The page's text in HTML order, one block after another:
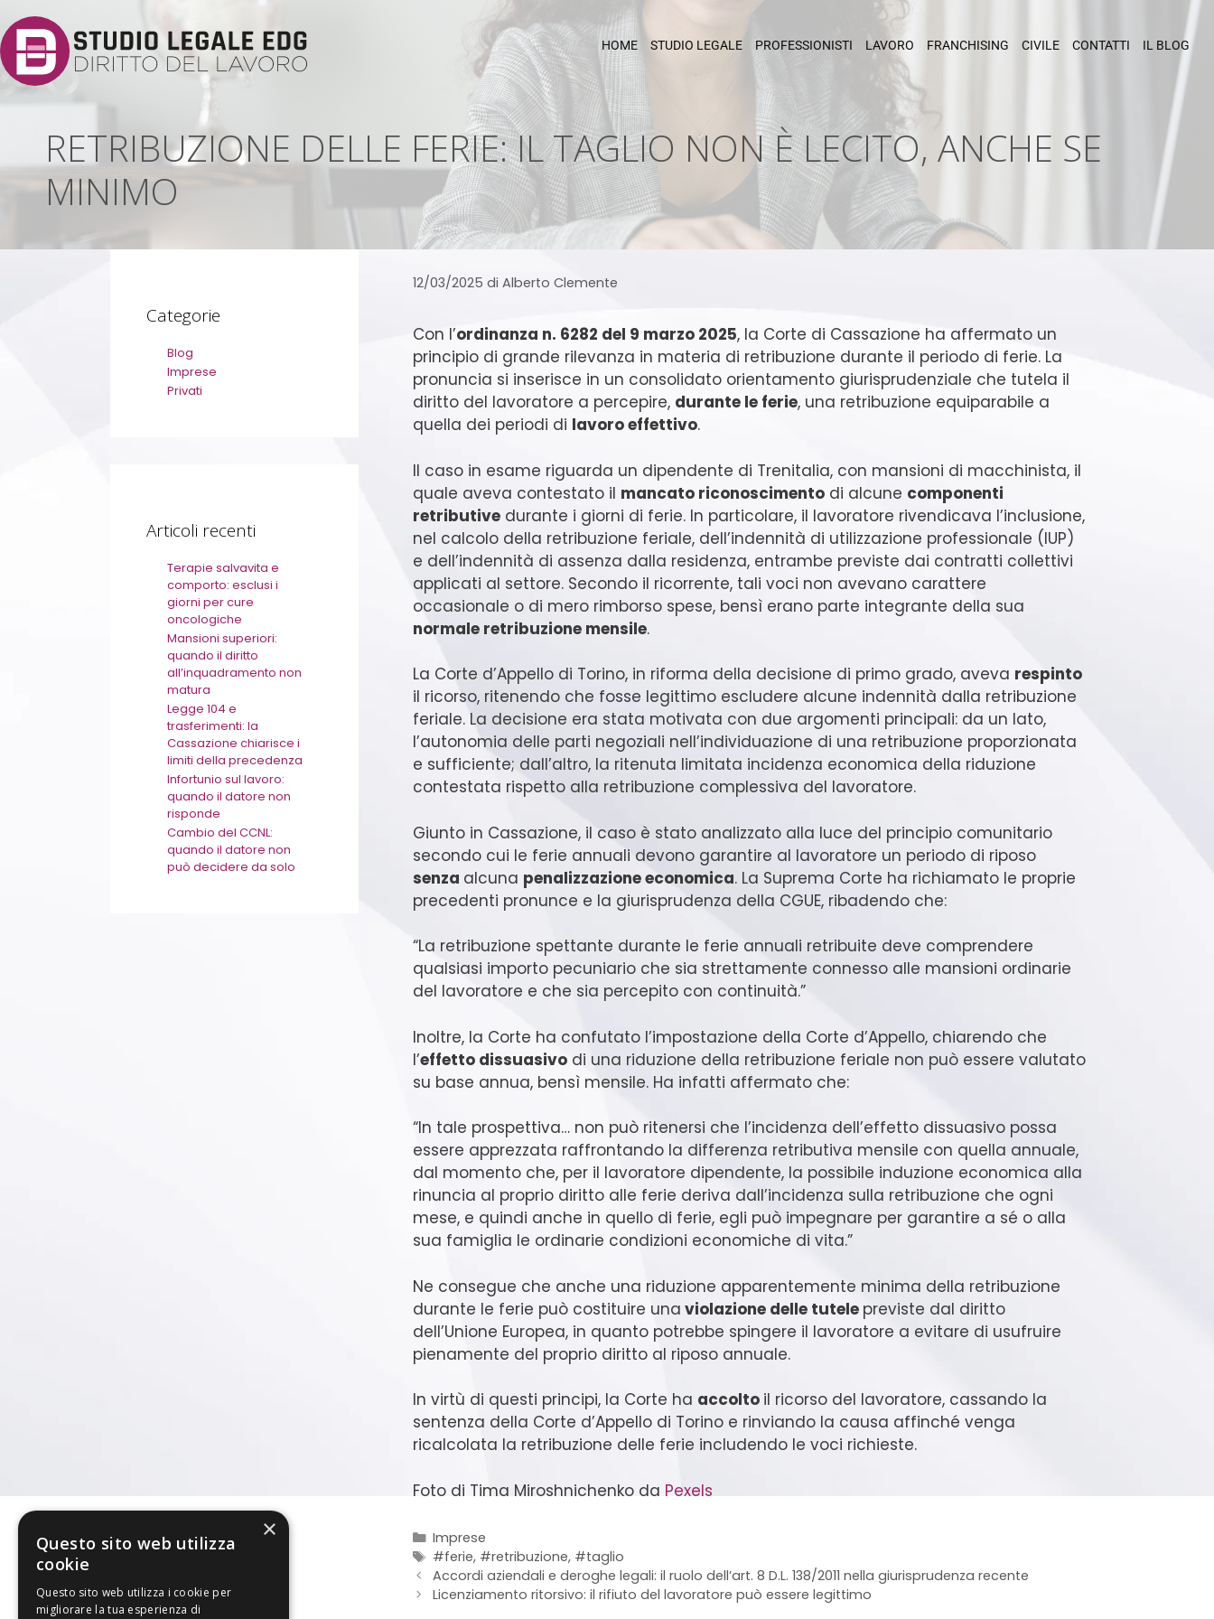
HOME STUDIO LEGALE PROFESSIONISTI LAVORO FRANCHISING CIVILE CONTATTI IL BLOG
RETRIBUZIONE DELLE FERIE: IL TAGLIO NON È LECITO, ANCHE SE
MINIMO
12/03/2025 di Alberto Clemente
Con l’ordinanza n. 6282 del 9 marzo 2025, la Corte di Cassazione ha affermato un
principio di grande rilevanza in materia di retribuzione durante il periodo di ferie. La
pronuncia si inserisce in un consolidato orientamento giurisprudenziale che tutela il
diritto del lavoratore a percepire, durante le ferie, una retribuzione equiparabile a
quella dei periodi di lavoro effettivo.
Il caso in esame riguarda un dipendente di Trenitalia, con mansioni di macchinista, il
quale aveva contestato il mancato riconoscimento di alcune componenti
retributive durante i giorni di ferie. In particolare, il lavoratore rivendicava l’inclusione,
nel calcolo della retribuzione feriale, dell’indennità di utilizzazione professionale (IUP)
e dell’indennità di assenza dalla residenza, entrambe previste dai contratti collettivi
applicati al settore. Secondo il ricorrente, tali voci non avevano carattere
occasionale o di mero rimborso spese, bensì erano parte integrante della sua
normale retribuzione mensile.
La Corte d’Appello di Torino, in riforma della decisione di primo grado, aveva respinto
il ricorso, ritenendo che fosse legittimo escludere alcune indennità dalla retribuzione
feriale. La decisione era stata motivata con due argomenti principali: da un lato,
l’autonomia delle parti negoziali nell’individuazione di una retribuzione proporzionata
e sufficiente; dall’altro, la ritenuta limitata incidenza economica della riduzione
contestata rispetto alla retribuzione complessiva del lavoratore.
Giunto in Cassazione, il caso è stato analizzato alla luce del principio comunitario
secondo cui le ferie annuali devono garantire al lavoratore un periodo di riposo
senza alcuna penalizzazione economica. La Suprema Corte ha richiamato le proprie
precedenti pronunce e la giurisprudenza della CGUE, ribadendo che:
“La retribuzione spettante durante le ferie annuali retribuite deve comprendere
qualsiasi importo pecuniario che sia strettamente connesso alle mansioni ordinarie
del lavoratore e che sia percepito con continuità.”
Inoltre, la Corte ha confutato l’impostazione della Corte d’Appello, chiarendo che
l’effetto dissuasivo di una riduzione della retribuzione feriale non può essere valutato
su base annua, bensì mensile. Ha infatti affermato che:
“In tale prospettiva… non può ritenersi che l’incidenza dell’effetto dissuasivo possa
essere apprezzata raffrontando la differenza retributiva mensile con quella annuale,
dal momento che, per il lavoratore dipendente, la possibile induzione economica alla
rinuncia al proprio diritto alle ferie deriva dall’incidenza sulla retribuzione che ogni
mese, e quindi anche in quello di ferie, egli può impegnare per garantire a sé o alla
sua famiglia le ordinarie condizioni economiche di vita.”
Ne consegue che anche una riduzione apparentemente minima della retribuzione
durante le ferie può costituire una violazione delle tutele previste dal diritto
dell’Unione Europea, in quanto potrebbe spingere il lavoratore a evitare di usufruire
pienamente del proprio diritto al riposo annuale.
In virtù di questi principi, la Corte ha accolto il ricorso del lavoratore, cassando la
sentenza della Corte d’Appello di Torino e rinviando la causa affinché venga
ricalcolata la retribuzione delle ferie includendo le voci richieste.
Foto di Tima Miroshnichenko da Pexels
Imprese
#ferie, #retribuzione, #taglio
Accordi aziendali e deroghe legali: il ruolo dell’art. 8 D.L. 138/2011 nella giurisprudenza recente
Licenziamento ritorsivo: il rifiuto del lavoratore può essere legittimo
Categorie
Blog
Imprese
Privati
Articoli recenti
Terapie salvavita e
comporto: esclusi i
giorni per cure
oncologiche
Mansioni superiori:
quando il diritto
all’inquadramento non
matura
Legge 104 e
trasferimenti: la
Cassazione chiarisce i
limiti della precedenza
Infortunio sul lavoro:
quando il datore non
risponde
Cambio del CCNL:
quando il datore non
può decidere da solo
×
Questo sito web utilizza
cookie
Questo sito web utilizza i cookie per
migliorare la tua esperienza di